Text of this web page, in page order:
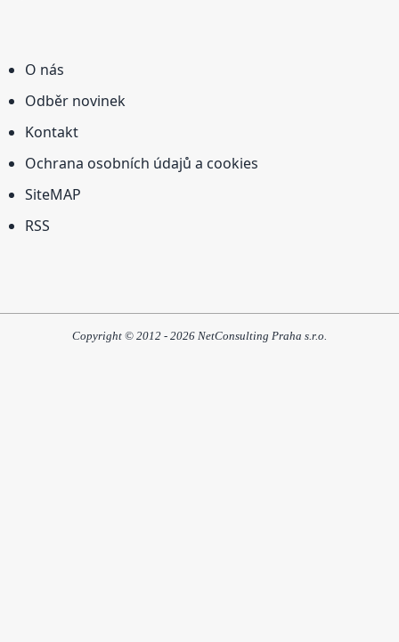
O nás
Odběr novinek
Kontakt
Ochrana osobních údajů a cookies
SiteMAP
RSS
Copyright © 2012 - 2026 NetConsulting Praha s.r.o.